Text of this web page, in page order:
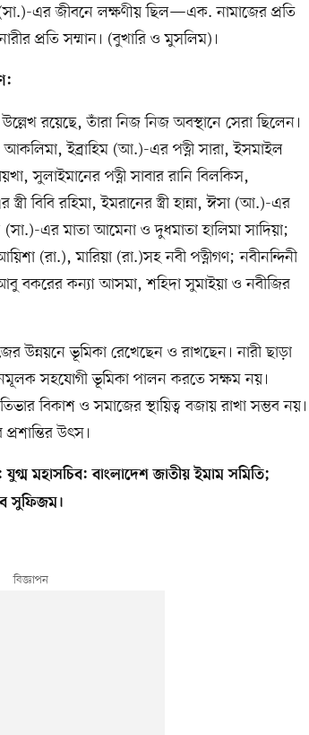
(সা.)-এর জীবনে লক্ষণীয় ছিল—এক. নামাজের প্রতি
প্রতি সম্মান। (বুখারি ও মুসলিম)।
রয়েছে, তাঁরা নিজ নিজ অবস্থানে সেরা ছিলেন।
ইব্রাহিম (আ.)-এর পত্নী সারা, ইসমাইল
সুলাইমানের পত্নী সাবার রানি বিলকিস,
বিবি রহিমা, ইমরানের স্ত্রী হান্না, ঈসা (আ.)-এর
এর মাতা আমেনা ও দুধমাতা হালিমা সাদিয়া;
(রা.), মারিয়া (রা.)সহ নবী পত্নীগণ; নবীনন্দিনী
কন্যা আসমা, শহিদা সুমাইয়া ও নবীজির
উন্নয়নে ভূমিকা রেখেছেন ও রাখছেন। নারী ছাড়া
সহযোগী ভূমিকা পালন করতে সক্ষম নয়।
বিকাশ ও সমাজের স্থায়িত্ব বজায় রাখা সম্ভব নয়।
উৎস।
যুগ্ম মহাসচিব: বাংলাদেশ জাতীয় ইমাম সমিতি;
সুফিজম।